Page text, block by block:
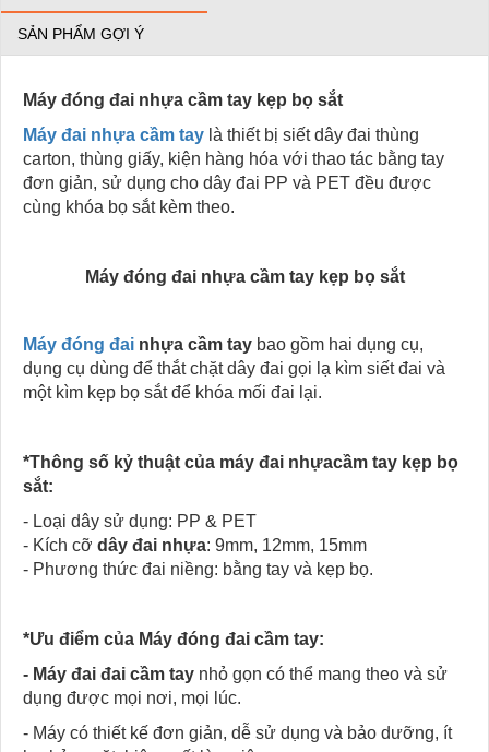
SẢN PHẨM GỢI Ý
Máy đóng đai nhựa cầm tay kẹp bọ sắt
Máy đai nhựa cầm tay là thiết bị siết dây đai thùng
carton, thùng giấy, kiện hàng hóa với thao tác bằng tay
đơn giản, sử dụng cho dây đai PP và PET đều được
cùng khóa bọ sắt kèm theo.
Máy đóng đai nhựa cầm tay kẹp bọ sắt
Máy đóng đai nhựa cầm tay bao gồm hai dụng cụ,
dụng cụ dùng để thắt chặt dây đai gọi lạ kìm siết đai và
một kìm kẹp bọ sắt để khóa mối đai lại.
*Thông số kỷ thuật của máy đai nhựacầm tay kẹp bọ
sắt:
- Loại dây sử dụng: PP & PET
- Kích cỡ dây đai nhựa: 9mm, 12mm, 15mm
- Phương thức đai niềng: bằng tay và kẹp bọ.
*Ưu điểm của Máy đóng đai cầm tay:
- Máy đai đai cầm tay nhỏ gọn có thể mang theo và sử
dụng được mọi nơi, mọi lúc.
- Máy có thiết kế đơn giản, dễ sử dụng và bảo dưỡng, ít